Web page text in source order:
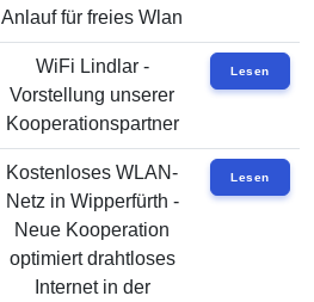
Anlauf für freies Wlan
WiFi Lindlar -
Vorstellung unserer
Kooperationspartner
Lesen
Kostenloses WLAN-
Netz in Wipperfürth -
Neue Kooperation
optimiert drahtloses
Internet in der
Lesen